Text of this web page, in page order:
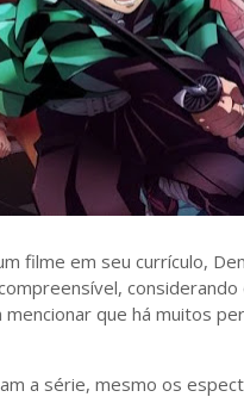
filme em seu currículo,
mencionar que há muitos
a série, mesmo os